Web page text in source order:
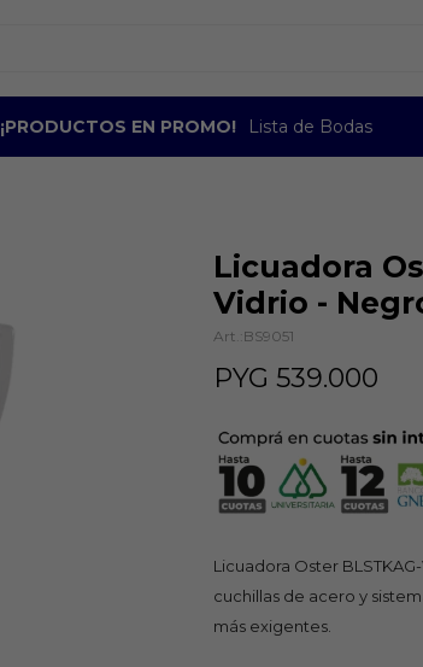
¡PRODUCTOS EN PROMO! Lista de Bodas
Licuadora
Vidrio -
BS9051
PYG 539.000
Licuadora Oster
cuchillas de acero y
más exigentes.